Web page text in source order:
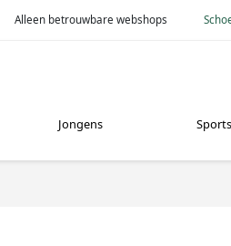
Alleen betrouwbare webshops
Jongens